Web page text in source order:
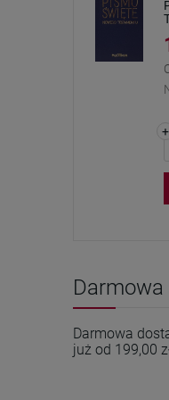
+
Darmowa
już od 199,00